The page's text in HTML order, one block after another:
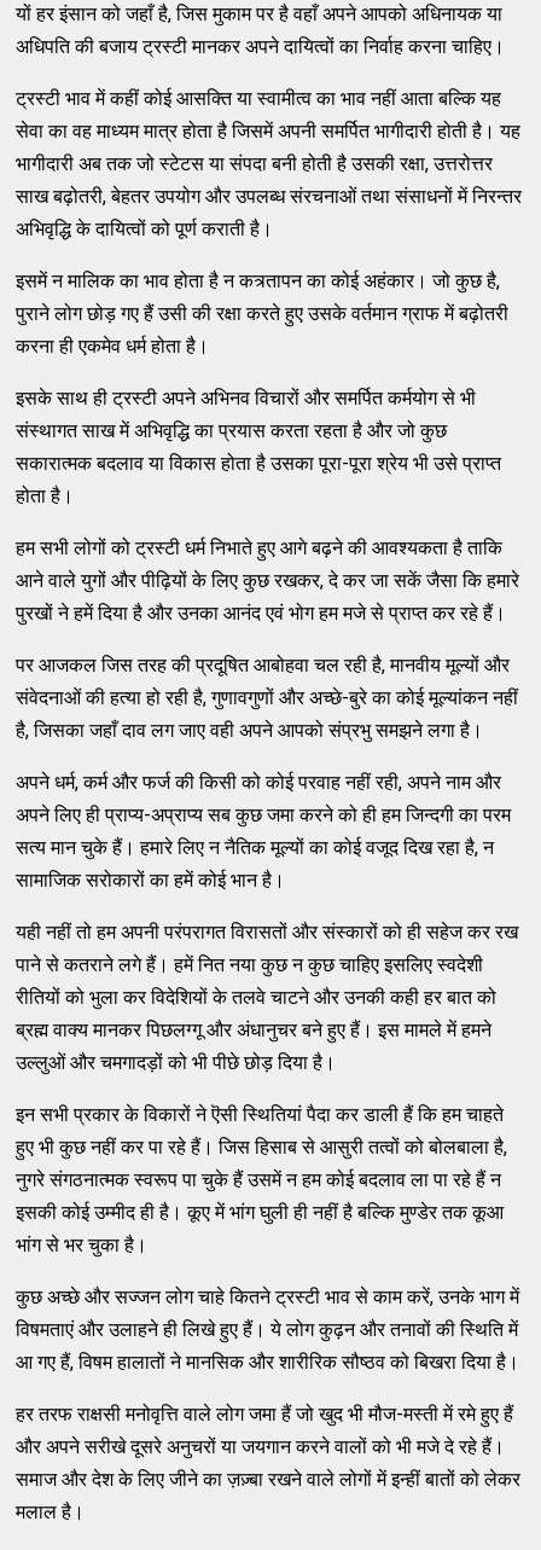
यों हर इंसान को जहाँ है, जिस मुकाम पर है वहाँ अपने आपको अधिनायक या
अधिपति की बजाय ट्रस्टी मानकर अपने दायित्वों का निर्वाह करना चाहिए।
ट्रस्टी भाव में कहीं कोई आसक्ति या स्वामीत्व का भाव नहीं आता बल्कि यह
सेवा का वह माध्यम मात्र होता है जिसमें अपनी समर्पित भागीदारी होती है। यह
भागीदारी अब तक जो स्टेटस या संपदा बनी होती है उसकी रक्षा, उत्तरोत्तर
साख बढ़ोतरी, बेहतर उपयोग और उपलब्ध संरचनाओं तथा संसाधनों में निरन्तर
अभिवृद्धि के दायित्वों को पूर्ण कराती है।
इसमें न मालिक का भाव होता है न कत्र्तापन का कोई अहंकार। जो कुछ है,
पुराने लोग छोड़ गए हैं उसी की रक्षा करते हुए उसके वर्तमान ग्राफ में बढ़ोतरी
करना ही एकमेव धर्म होता है।
इसके साथ ही ट्रस्टी अपने अभिनव विचारों और समर्पित कर्मयोग से भी
संस्थागत साख में अभिवृद्धि का प्रयास करता रहता है और जो कुछ
सकारात्मक बदलाव या विकास होता है उसका पूरा-पूरा श्रेय भी उसे प्राप्त
होता है।
हम सभी लोगों को ट्रस्टी धर्म निभाते हुए आगे बढ़ने की आवश्यकता है ताकि
आने वाले युगों और पीढ़ियों के लिए कुछ रखकर, दे कर जा सकें जैसा कि हमारे
पुरखों ने हमें दिया है और उनका आनंद एवं भोग हम मजे से प्राप्त कर रहे हैं।
पर आजकल जिस तरह की प्रदूषित आबोहवा चल रही है, मानवीय मूल्यों और
संवेदनाओं की हत्या हो रही है, गुणावगुणों और अच्छे-बुरे का कोई मूल्यांकन नहीं
है, जिसका जहाँ दाव लग जाए वही अपने आपको संप्रभु समझने लगा है।
अपने धर्म, कर्म और फर्ज की किसी को कोई परवाह नहीं रही, अपने नाम और
अपने लिए ही प्राप्य-अप्राप्य सब कुछ जमा करने को ही हम जिन्दगी का परम
सत्य मान चुके हैं। हमारे लिए न नैतिक मूल्यों का कोई वजूद दिख रहा है, न
सामाजिक सरोकारों का हमें कोई भान है।
यही नहीं तो हम अपनी परंपरागत विरासतों और संस्कारों को ही सहेज कर रख
पाने से कतराने लगे हैं। हमें नित नया कुछ न कुछ चाहिए इसलिए स्वदेशी
रीतियों को भुला कर विदेशियों के तलवे चाटने और उनकी कही हर बात को
ब्रह्म वाक्य मानकर पिछलग्गू और अंधानुचर बने हुए हैं। इस मामले में हमने
उल्लुओं और चमगादड़ों को भी पीछे छोड़ दिया है।
इन सभी प्रकार के विकारों ने ऎसी स्थितियां पैदा कर डाली हैं कि हम चाहते
हुए भी कुछ नहीं कर पा रहे हैं। जिस हिसाब से आसुरी तत्वों को बोलबाला है,
नुगरे संगठनात्मक स्वरूप पा चुके हैं उसमें न हम कोई बदलाव ला पा रहे हैं न
इसकी कोई उम्मीद ही है। कूए में भांग घुली ही नहीं है बल्कि मुण्डेर तक कूआ
भांग से भर चुका है।
कुछ अच्छे और सज्जन लोग चाहे कितने ट्रस्टी भाव से काम करें, उनके भाग में
विषमताएं और उलाहने ही लिखे हुए हैं। ये लोग कुढ़न और तनावों की स्थिति में
आ गए हैं, विषम हालातों ने मानसिक और शारीरिक सौष्ठव को बिखरा दिया है।
हर तरफ राक्षसी मनोवृत्ति वाले लोग जमा हैं जो खुद भी मौज-मस्ती में रमे हुए हैं
और अपने सरीखे दूसरे अनुचरों या जयगान करने वालों को भी मजे दे रहे हैं।
समाज और देश के लिए जीने का ज़ज़्बा रखने वाले लोगों में इन्हीं बातों को लेकर
मलाल है।